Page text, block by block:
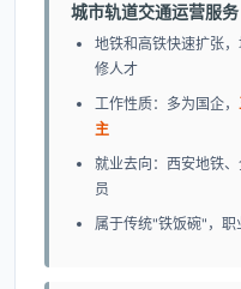
城市轨道交通运营服务
地铁和高铁快速扩张
修人才
工作性质：多为国企，
主
就业去向：西安地铁
员
属于传统"铁饭碗"，职